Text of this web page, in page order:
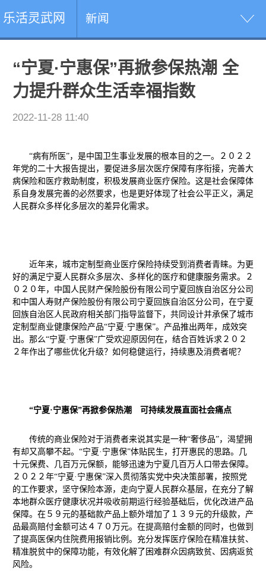
乐活灵武网 新闻
“宁夏·宁惠保”再掀参保热潮 全
力提升群众生活幸福指数
2022-11-28 11:40
“病有所医”，是中国卫生事业发展的根本目的之一。２０２２
年党的二十大报告提出 ， 要促进多层次医疗保障有序衔接，完善大
病保险和医疗救助制度，积极发展商业医疗保险。 这是社会保障体
系自身发展完善的必然要求，也是更好体现了社会公平正义，满足
人民群众多样化多层次的差异化需求。
近年来，城市定制型商业医疗保险持续受到消费者青睐。为更
好的满足宁夏人民群众多层次、多样化的医疗和健康服务需求。２
０２０年， 中国人民财产保险股份有限公司宁夏回族自治区分公司
和中国人寿财产保险股份有限公司宁夏回族自治区分公司，在宁夏
回族自治区人民政府相关部门指导监督下， 共同设计并承保了城市
定制型商业健康保险产品“宁夏·宁惠保”。 产品推出两年，成效突
出。 那么“宁夏·宁惠保”广受欢迎原因何在，结合百姓诉求２ ０２
２ 年作出了哪些优化升级？如何稳健运行，持续惠及消费者呢？
“宁夏·宁惠保”再掀参保热潮 可持续发展直面社会痛点
传统的商业保险对于消费者来说其实是一种“奢侈品”，渴望拥
有却又高攀不起。 “宁夏·宁惠保”体贴民生，打开惠民的思路。几
十元保费、几百万元保额，能够迅速为宁夏几百万人口带去保障。
２０２２年“宁夏·宁惠保”深入贯彻落实党中央决策部署，按照党
的工作要求，坚守保险本源， 走向宁夏人民群众基层，在充分了解
本地群众医疗健康状况并吸收前期运行经验基础后，优化改进产品
保障。 在５９元的基础款产品上额外增加了１３９元的升级款，产
品最高赔付金额可达４７０万元。 在提高赔付金额的同时，也做到
了提高医保内住院费用报销比例。充分发挥医疗保险在精准扶贫、
精准脱贫中的保障功能，有效化解了困难群众因病致贫、因病返贫
风险。